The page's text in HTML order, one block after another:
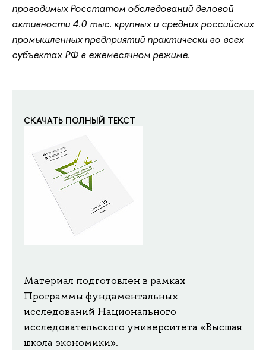
проводимых Росстатом обследований деловой
активности 4.0 тыс. крупных и средних российских
промышленных предприятий практически во всех
субъектах РФ в ежемесячном режиме.
СКАЧАТЬ ПОЛНЫЙ ТЕКСТ
Материал подготовлен в рамках
Программы фундаментальных
исследований Национального
исследовательского университета «Высшая
школа экономики».